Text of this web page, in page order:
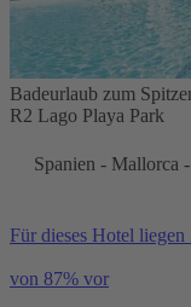
Badeurlaub zum
R2 Lago Playa Park
Spanien - Mallorca
Für dieses Hotel
von 87% vor